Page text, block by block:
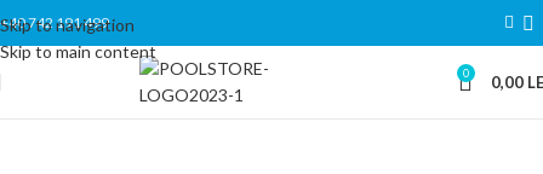
Skip to navigation
Skip to main content
+40 742 191 499
0 0,00